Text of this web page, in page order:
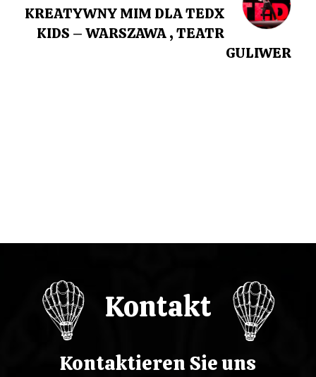
i
p
Post
KREATYWNY MIM DLA TEDX
KIDS – WARSZAWA , TEATR
GULIWER
Kontakt
Kontaktieren Sie uns